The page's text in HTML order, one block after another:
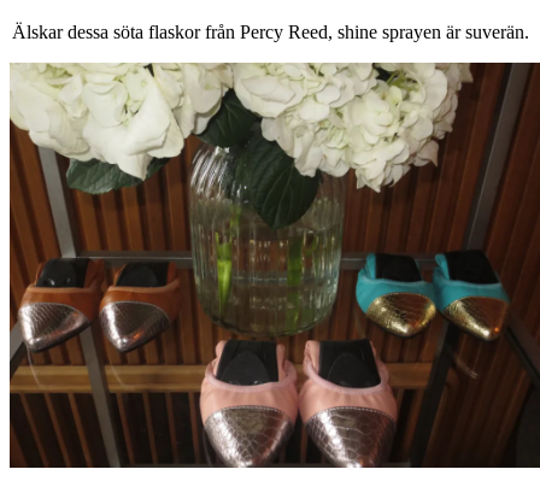
Älskar dessa söta flaskor från Percy Reed, shine sprayen är suverän.